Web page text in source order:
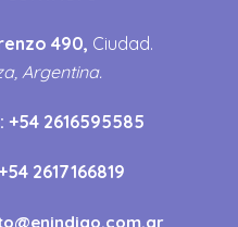
490, Ciudad.
Argentina.
+54 2616595585
2617166819